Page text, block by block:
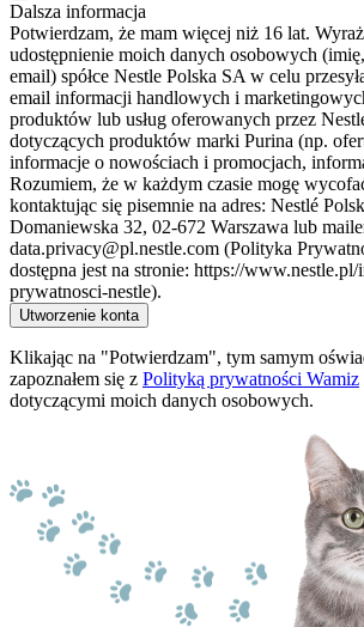
Dalsza informacja
Potwierdzam, że mam więcej niż 16 lat.
udostępnienie moich danych osobowych
email) spółce Nestle Polska SA w celu
email informacji handlowych i
produktów lub usług oferowanych przez
dotyczących produktów marki Purina (np.
informacje o nowościach i promocjach,
Rozumiem, że w każdym czasie mogę
kontaktując się pisemnie na adres: Nestlé
Domaniewska 32, 02-672 Warszawa lub
data.privacy@pl.nestle.com (Polityka
dostępna jest na stronie: https://
prywatnosci-nestle).
Utworzenie konta
Klikając na "Potwierdzam", tym samym
zapoznałem się z Polityką prywatności Wamiz
dotyczącymi moich danych osobowych.